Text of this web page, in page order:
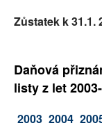
Zůstatek k 31.1.
Daňová
listy z let
2003 2004